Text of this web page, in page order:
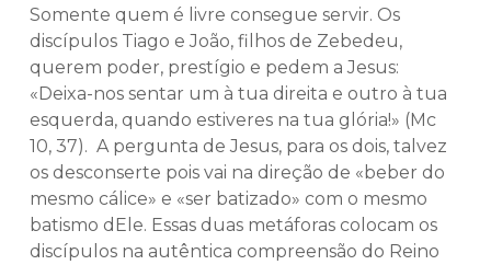
Somente quem é livre consegue servir. Os
discípulos Tiago e João, filhos de Zebedeu,
querem poder, prestígio e pedem a Jesus:
«Deixa-nos sentar um à tua direita e outro à tua
esquerda, quando estiveres na tua glória!» (Mc
10, 37). A pergunta de Jesus, para os dois, talvez
os desconserte pois vai na direção de «beber do
mesmo cálice» e «ser batizado» com o mesmo
batismo dEle. Essas duas metáforas colocam os
discípulos na autêntica compreensão do Reino